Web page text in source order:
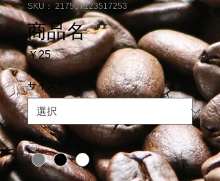
SKU： 217537123517253
商品名
￥25価
格
サイズ
色 *